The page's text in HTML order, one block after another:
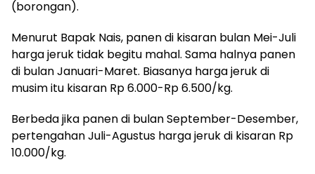
(borongan).
Menurut Bapak Nais, panen di kisaran bulan Mei-Juli
harga jeruk tidak begitu mahal. Sama halnya panen
di bulan Januari-Maret. Biasanya harga jeruk di
musim itu kisaran Rp 6.000-Rp 6.500/kg.
Berbeda jika panen di bulan September-Desember,
pertengahan Juli-Agustus harga jeruk di kisaran Rp
10.000/kg.